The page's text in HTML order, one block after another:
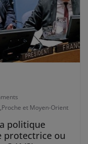
,Proche et Moyen-Orient
politique
protectrice ou